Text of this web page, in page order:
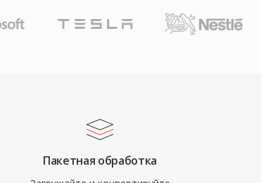
Пакетная обработка